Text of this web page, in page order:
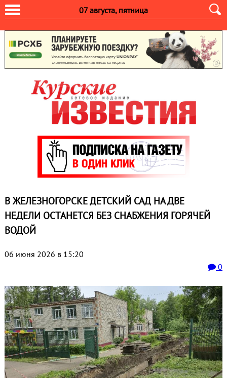
07 августа, пятница
В ЖЕЛЕЗНОГОРСКЕ ДЕТСКИЙ САД НА ДВЕ
НЕДЕЛИ ОСТАНЕТСЯ БЕЗ СНАБЖЕНИЯ ГОРЯЧЕЙ
ВОДОЙ
06 июня 2026 в 15:20
0